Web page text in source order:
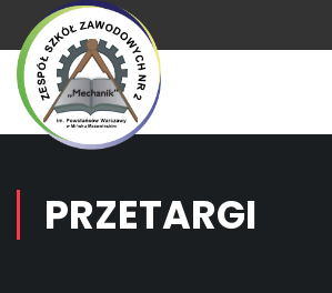
PRZETARGI